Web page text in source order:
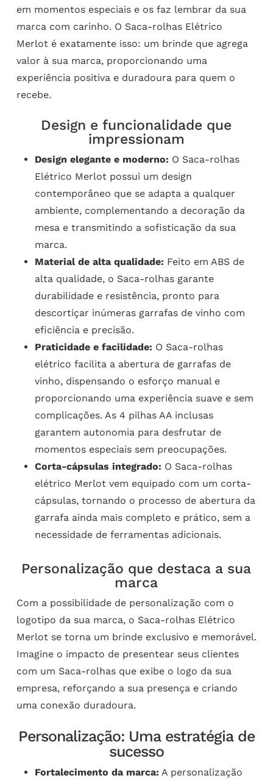
em momentos especiais e os faz lembrar da sua
marca com carinho. O Saca-rolhas Elétrico
Merlot é exatamente isso: um brinde que agrega
valor à sua marca, proporcionando uma
experiência positiva e duradoura para quem o
recebe.
Design e funcionalidade que
impressionam
Design elegante e moderno: O Saca-rolhas
Elétrico Merlot possui um design
contemporâneo que se adapta a qualquer
ambiente, complementando a decoração da
mesa e transmitindo a sofisticação da sua
marca.
Material de alta qualidade: Feito em ABS de
alta qualidade, o Saca-rolhas garante
durabilidade e resistência, pronto para
descortiçar inúmeras garrafas de vinho com
eficiência e precisão.
Praticidade e facilidade: O Saca-rolhas
elétrico facilita a abertura de garrafas de
vinho, dispensando o esforço manual e
proporcionando uma experiência suave e sem
complicações. As 4 pilhas AA inclusas
garantem autonomia para desfrutar de
momentos especiais sem preocupações.
Corta-cápsulas integrado: O Saca-rolhas
elétrico Merlot vem equipado com um corta-
cápsulas, tornando o processo de abertura da
garrafa ainda mais completo e prático, sem a
necessidade de ferramentas adicionais.
Personalização que destaca a sua
marca
Com a possibilidade de personalização com o
logotipo da sua marca, o Saca-rolhas Elétrico
Merlot se torna um brinde exclusivo e memorável.
Imagine o impacto de presentear seus clientes
com um Saca-rolhas que exibe o logo da sua
empresa, reforçando a sua presença e criando
uma conexão duradoura.
Personalização: Uma estratégia de
sucesso
Fortalecimento da marca: A personalização